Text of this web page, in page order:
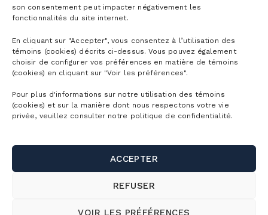
son consentement peut impacter négativement les
fonctionnalités du site internet.
En cliquant sur "Accepter", vous consentez à l’utilisation des
témoins (cookies) décrits ci-dessus. Vous pouvez également
choisir de configurer vos préférences en matière de témoins
(cookies) en cliquant sur "Voir les préférences".
Pour plus d'informations sur notre utilisation des témoins
(cookies) et sur la manière dont nous respectons votre vie
privée, veuillez consulter notre politique de confidentialité.
ACCEPTER
REFUSER
VOIR LES PRÉFÉRENCES